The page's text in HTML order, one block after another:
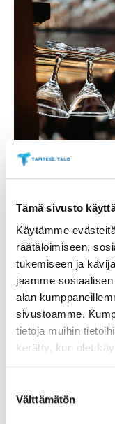
Tämä sivusto
Käytämme
räätälöimiseen,
tukemiseen ja
jaamme
alan
sivustoamme.
tietoja muihin
kerätty, kun olet
valinta
Välttämätön
Hyvä
Palatsin
Tuulensuun
keskustassa,
osoitteessa
unohtumattomia
miljöössä –